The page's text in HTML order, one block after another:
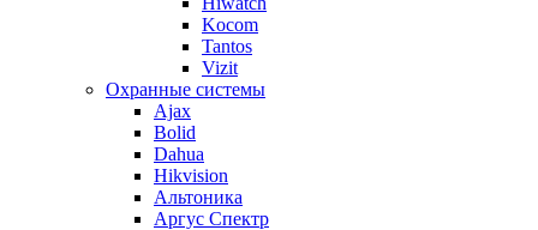
Kocom
Tantos
Vizit
Охранные системы
Ajax
Bolid
Dahua
Hikvision
Альтоника
Аргус Спектр